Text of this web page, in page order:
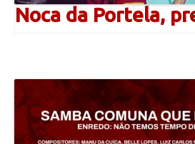
Noca da Portela,